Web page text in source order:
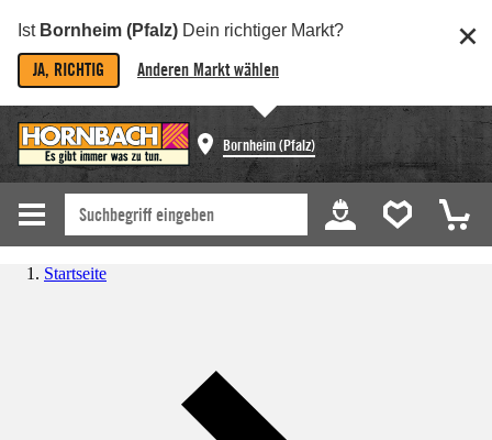
Ist Bornheim (Pfalz) Dein richtiger Markt?
JA, RICHTIG Anderen Markt wählen
Bornheim (Pfalz)
Startseite